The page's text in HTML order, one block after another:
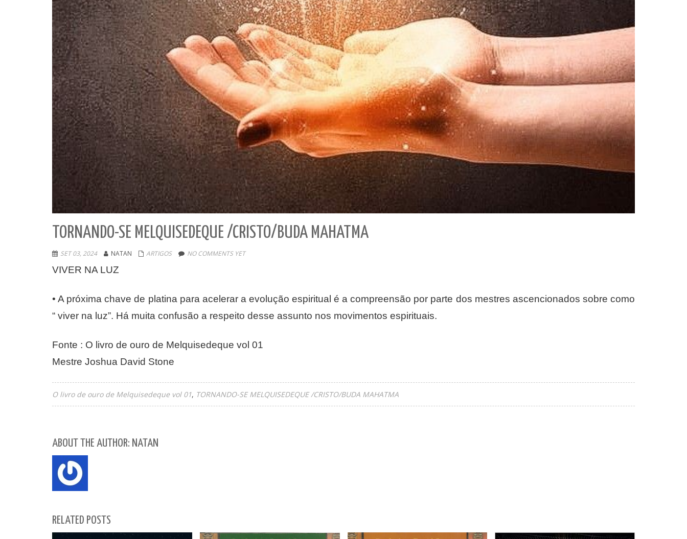
TORNANDO-SE MELQUISEDEQUE /CRISTO/BUDA MAHATMA
SET 03, 2024 NATAN ARTIGOS NO COMMENTS YET
VIVER NA LUZ
• A próxima chave de platina para acelerar a evolução espiritual é a compreensão por parte dos mestres ascencionados sobre como
“ viver na luz”. Há muita confusão a respeito desse assunto nos movimentos espirituais.
Fonte : O livro de ouro de Melquisedeque vol 01
Mestre Joshua David Stone
O livro de ouro de Melquisedeque vol 01 TORNANDO-SE MELQUISEDEQUE /CRISTO/BUDA MAHATMA
ABOUT THE AUTHOR: NATAN
RELATED POSTS